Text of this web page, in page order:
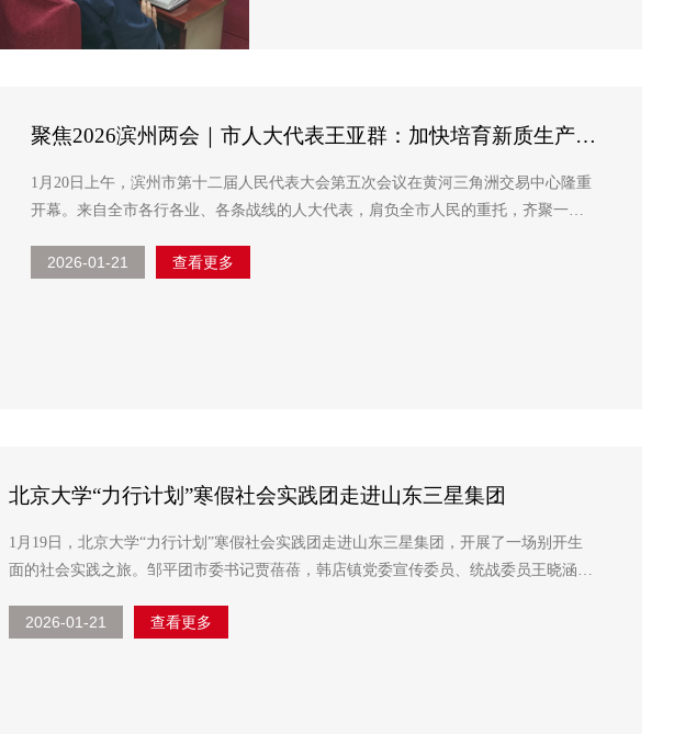
聚焦2026滨州两会｜市人大代表王亚群：加快培育新质生产力
以硬核实力夯实发展根基
1月20日上午，滨州市第十二届人民代表大会第五次会议在黄河三角洲交易中心隆重
开幕。来自全市各行各业、各条战线的人大代表，肩负全市人民的重托，齐聚一
人大代表出席会议，并接受...
2026-01-21 查看更多
北京大学“力行计划”寒假社会实践团走进山东三星集团
1月19日，北京大学“力行计划”寒假社会实践团走进山东三星集团，开展了一场别开生
面的社会实践之旅。邹平团市委书记贾蓓蓓，韩店镇党委宣传委员、统战委员王晓涵参
2026-01-21 查看更多